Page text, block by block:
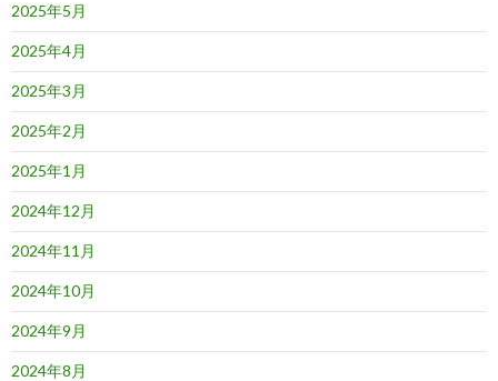
2025年5月
2025年4月
2025年3月
2025年2月
2025年1月
2024年12月
2024年11月
2024年10月
2024年9月
2024年8月